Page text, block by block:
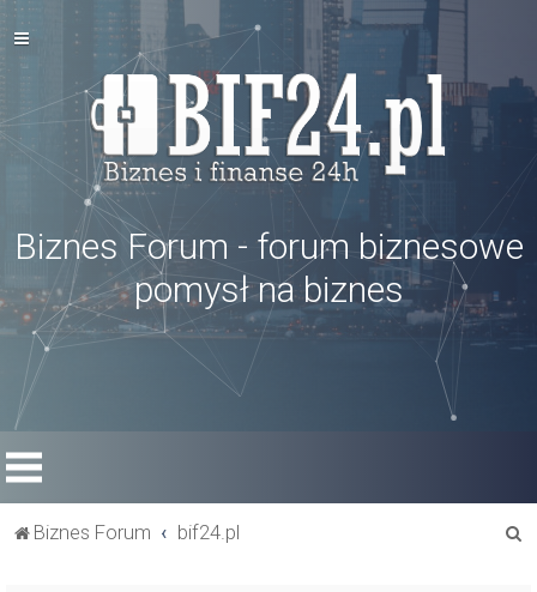
Biznes Forum - forum biznesowe
pomysł na biznes
Biznes Forum bif24.pl